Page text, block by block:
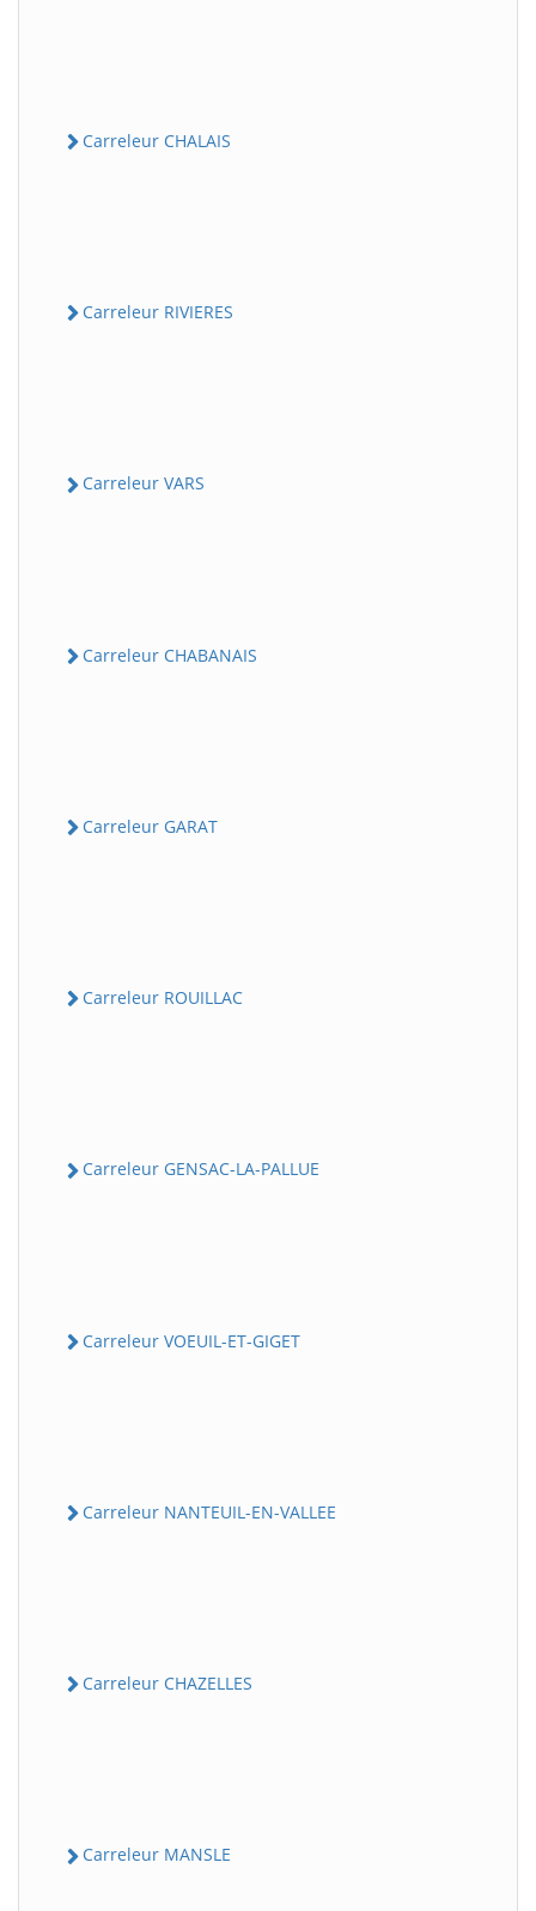
Carreleur CHALAIS
Carreleur RIVIERES
Carreleur VARS
Carreleur CHABANAIS
Carreleur GARAT
Carreleur ROUILLAC
Carreleur GENSAC-LA-PALLUE
Carreleur VOEUIL-ET-GIGET
Carreleur NANTEUIL-EN-VALLEE
Carreleur CHAZELLES
Carreleur MANSLE